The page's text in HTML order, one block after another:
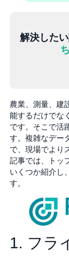
解決した
農業、測量、建
能するだけでな
です。そこで活
す。複雑なデー
で、現場でより
記事では、トッ
いくつか紹介し
す。
1. フラ